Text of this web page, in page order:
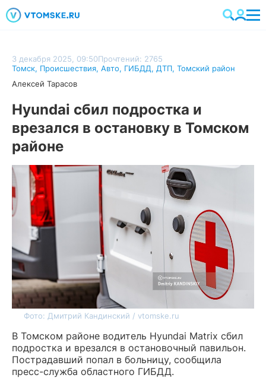
3 декабря 2025, 09:50Прочтений: 2765
Томск, Происшествия, Авто, ГИБДД, ДТП, Томский район
Алексей Тарасов
Hyundai сбил подростка и
врезался в остановку в Томском
районе
Фото: Дмитрий Кандинский / vtomske.ru
В Томском районе водитель Hyundai Matrix сбил
подростка и врезался в остановочный павильон.
Пострадавший попал в больницу, сообщила
пресс-служба областного ГИБДД.